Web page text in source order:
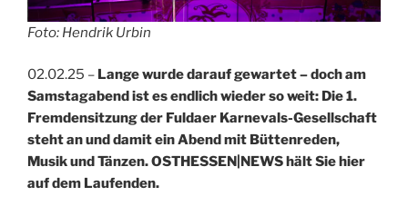
Foto: Hendrik Urbin
02.02.25 – Lange wurde darauf gewartet – doch am
Samstagabend ist es endlich wieder so weit: Die 1.
Fremdensitzung der Fuldaer Karnevals-Gesellschaft
steht an und damit ein Abend mit Büttenreden,
Musik und Tänzen. OSTHESSEN|NEWS hält Sie hier
auf dem Laufenden.